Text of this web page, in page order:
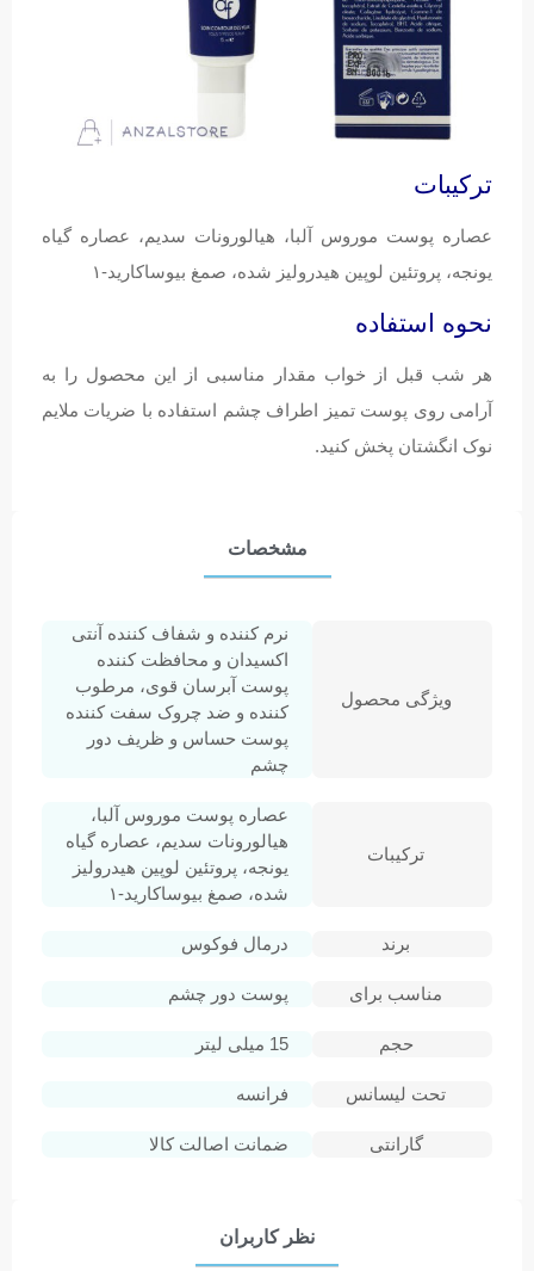
ترکیبات
عصاره پوست موروس آلبا،‌ هیالورونات سدیم، عصاره گیاه
یونجه، پروتئین لوپین هیدرولیز شده، صمغ بیوساکارید-۱
نحوه استفاده
هر شب قبل از خواب مقدار مناسبی از این محصول را به
آرامی روی پوست تمیز اطراف چشم استفاده با ضریات ملایم
نوک انگشتان پخش کنید.
مشخصات
ویژگی محصول
نرم کننده و شفاف کننده آنتی
اکسیدان و محافظت کننده
پوست آبرسان قوی، مرطوب
کننده و ضد چروک سفت کننده
پوست حساس و ظریف دور
چشم
ترکیبات
عصاره پوست موروس آلبا،‌
هیالورونات سدیم، عصاره گیاه
یونجه، پروتئین لوپین هیدرولیز
شده، صمغ بیوساکارید-۱
برند درمال فوکوس
مناسب برای پوست دور چشم
حجم 15 میلی لیتر
تحت لیسانس فرانسه
گارانتی ضمانت اصالت کالا
نظر کاربران